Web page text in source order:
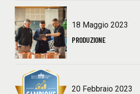
18 Maggio 2023
PRODUZIONE
20 Febbraio 2023